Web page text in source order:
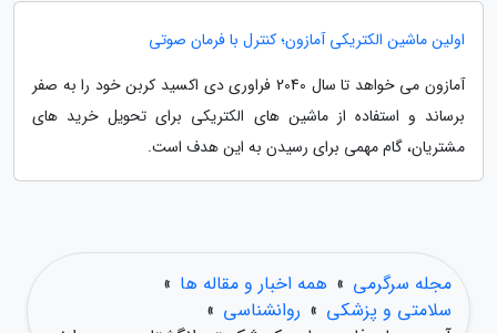
اولین ماشین الکتریکی آمازون؛ کنترل با فرمان صوتی
آمازون می خواهد تا سال 2040 فراوری دی اکسید کربن خود را به صفر
برساند و استفاده از ماشین های الکتریکی برای تحویل خرید های
مشتریان، گام مهمی برای رسیدن به این هدف است.
مجله سرگرمی » همه اخبار و مقاله ها »
سلامتی و پزشکی » روانشناسی »